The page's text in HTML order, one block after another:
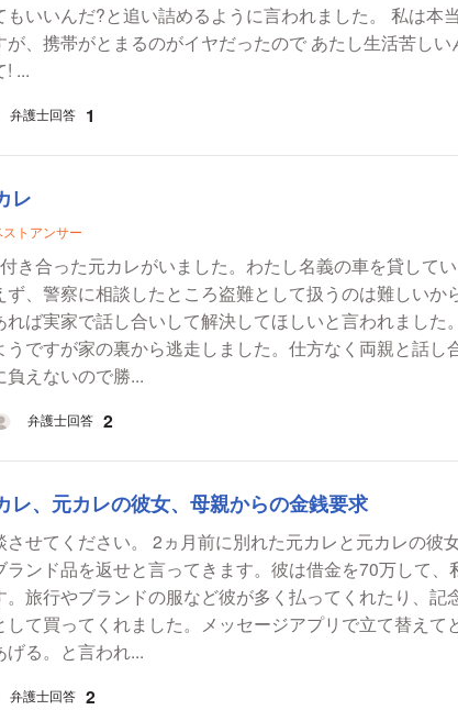
もいいんだ?と追い詰めるように言われました。 私は本
携帯がとまるのがイヤだったので あたし生活苦しいんだから3月中には絶対お金返
! ...
弁護士回答 1
レ
トアンサー
き合った元カレがいました。わたし名義の車を貸して
ず、警察に相談したところ盗難として扱うのは難しいか
れば実家で話し合いして解決してほしいと言われました
うですが家の裏から逃走しました。仕方なく両親と話し
負えないので勝...
弁護士回答 2
レ、元カレの彼女、母親からの金銭要求
させてください。 2ヵ月前に別れた元カレと元カレの彼
ランド品を返せと言ってきます。彼は借金を70万して、
。旅行やブランドの服など彼が多く払ってくれたり、記
して買ってくれました。メッセージアプリで立て替えて
げる。と言われ...
弁護士回答 2